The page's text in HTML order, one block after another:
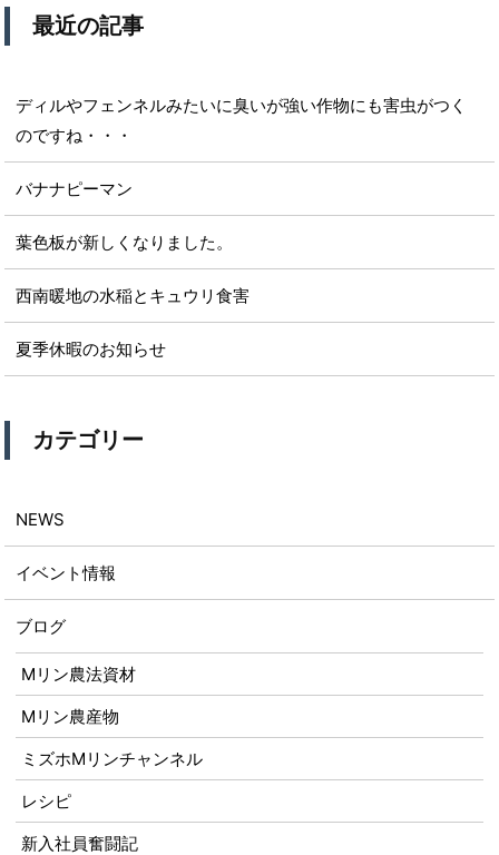
最近の記事
ディルやフェンネルみたいに臭いが強い作物にも害虫がつく
のですね・・・
バナナピーマン
葉色板が新しくなりました。
西南暖地の水稲とキュウリ食害
夏季休暇のお知らせ
カテゴリー
NEWS
イベント情報
ブログ
Mリン農法資材
Mリン農産物
ミズホMリンチャンネル
レシピ
新入社員奮闘記